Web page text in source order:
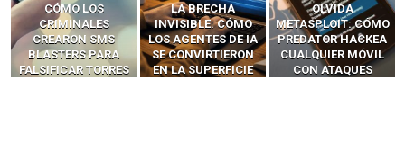
LA BRECHA
INVISIBLE: CÓMO
LOS AGENTES DE IA
SE CONVIRTIERON
EN LA SUPERFICIE
OLVIDA
METASPLOIT: CÓMO
PREDATOR HACKEA
CUALQUIER MÓVIL
CON ATAQUES
CÓMO LOS HACKERS
INTERCEPTAN OTPS
Y LLAMADAS
MÓVILES SIN
‘HACKEAR’ — EL